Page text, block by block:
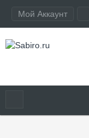
Мой Аккаунт